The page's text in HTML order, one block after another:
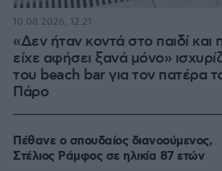
«Δεν ήταν κοντά στο παιδί και
είχε αφήσει ξανά μόνο»
του beach bar για τον πατέρα
Πάρο
10.08.2026, 12:21
Πέθανε ο σπουδαίος διανοούμενος,
Στέλιος Ράμφος σε ηλικία 87 ετών